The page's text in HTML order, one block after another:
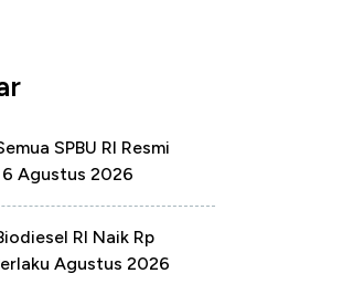
SPBU RI Resmi
6 Agustus 2026
RI Naik Rp
Agustus 2026